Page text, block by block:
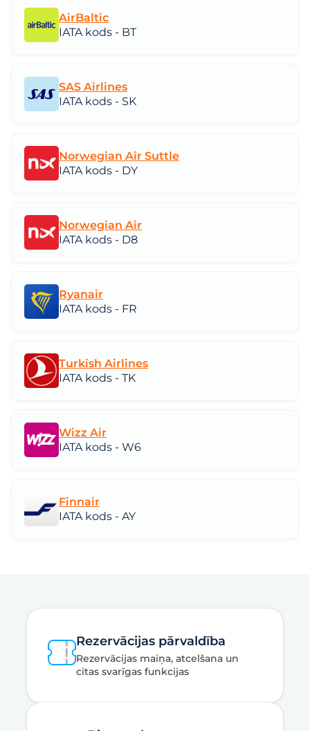
AirBaltic
IATA kods - BT
SAS Airlines
IATA kods - SK
Norwegian Air Suttle
IATA kods - DY
Norwegian Air
IATA kods - D8
Ryanair
IATA kods - FR
Turkish Airlines
IATA kods - TK
Wizz Air
IATA kods - W6
Finnair
IATA kods - AY
Rezervācijas pārvaldība
Rezervācijas maiņa, atcelšana un
citas svarīgas funkcijas